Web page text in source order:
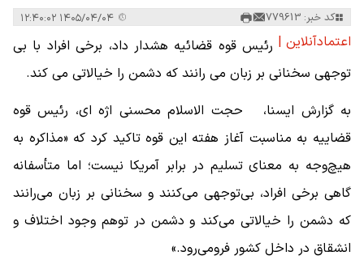
کد خبر: 779613
اعتمادآنلاین | رئیس قوه قضائیه هشدار داد، برخی افراد با بی
توجهی سخنانی بر زبان می رانند که دشمن را خیالاتی می کند.
به گزارش ایسنا، حجت الاسلام محسنی اژه ای، رئیس قوه
قضاییه به مناسبت آغاز هفته این قوه تاکید کرد که «مذاکره به
هیچ‌وجه به معنای تسلیم در برابر آمریکا نیست؛ اما متأسفانه
گاهی برخی افراد، بی‌توجهی می‌کنند و سخنانی بر زبان می‌رانند
که دشمن را خیالاتی می‌کند و دشمن در توهم وجود اختلاف و
انشقاق در داخل کشور فرومی‌رود.»